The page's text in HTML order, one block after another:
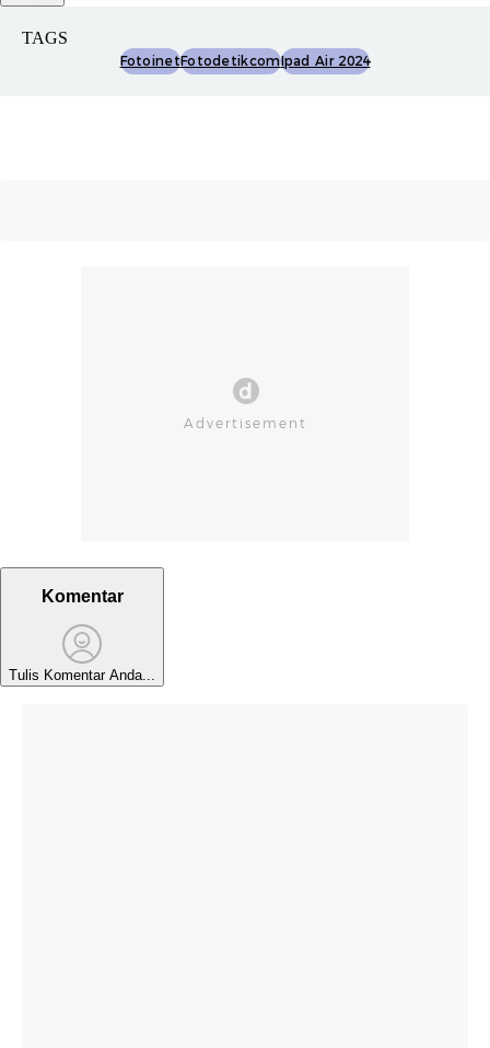
TAGS
FotoinetFotodetikcomIpad Air 2024
Komentar
Tulis Komentar Anda...